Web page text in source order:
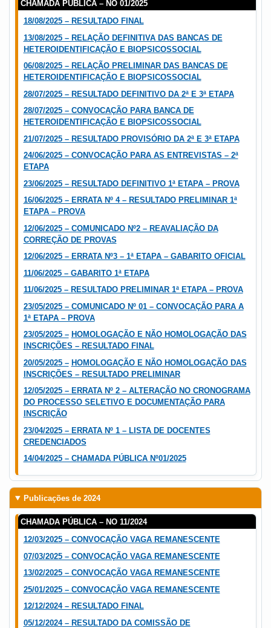
CHAMADA PÚBLICA – NO 01/2025
18/08/2025 – RESULTADO FINAL
13/08/2025 – RELAÇÃO DEFINITIVA DAS BANCAS DE
HETEROIDENTIFICAÇÃO E BIOPSICOSSOCIAL
06/08/2025 – RELAÇÃO PRELIMINAR DAS BANCAS DE
HETEROIDENTIFICAÇÃO E BIOPSICOSSOCIAL
28/07/2025 – RESULTADO DEFINITIVO DA 2ª E 3ª ETAPA
28/07/2025 – CONVOCAÇÃO PARA BANCA DE
HETEROIDENTIFICAÇÃO E BIOPSICOSSOCIAL
21/07/2025 – RESULTADO PROVISÓRIO DA 2ª E 3ª ETAPA
24/06/2025 – CONVOCAÇÃO PARA AS ENTREVISTAS – 2ª
ETAPA
23/06/2025 – RESULTADO DEFINITIVO 1ª ETAPA – PROVA
16/06/2025 – ERRATA Nº 4 – RESULTADO PRELIMINAR 1ª
ETAPA – PROVA
12/06/2025 – COMUNICADO Nº2 – REAVALIAÇÃO DA
CORREÇÃO DE PROVAS
12/06/2025 – ERRATA Nº3 – 1ª ETAPA – GABARITO OFICIAL
11/06/2025 – GABARITO 1ª ETAPA
11/06/2025 – RESULTADO PRELIMINAR 1ª ETAPA – PROVA
23/05/2025 – COMUNICADO Nº 01 – CONVOCAÇÃO PARA A
1ª ETAPA – PROVA
23/05/2025 – HOMOLOGAÇÃO E NÃO HOMOLOGAÇÃO DAS
INSCRIÇÕES – RESULTADO FINAL
20/05/2025 – HOMOLOGAÇÃO E NÃO HOMOLOGAÇÃO DAS
INSCRIÇÕES – RESULTADO PRELIMINAR
12/05/2025 – ERRATA Nº 2 – ALTERAÇÃO NO CRONOGRAMA
DO PROCESSO SELETIVO E DOCUMENTAÇÃO PARA
INSCRIÇÃO
23/04/2025 – ERRATA Nº 1 – LISTA DE DOCENTES
CREDENCIADOS
14/04/2025 – CHAMADA PÚBLICA Nº01/2025
Publicações de 2024
CHAMADA PÚBLICA – NO 11/2024
12/03/2025 – CONVOCAÇÃO VAGA REMANESCENTE
07/03/2025 – CONVOCAÇÃO VAGA REMANESCENTE
13/02/2025 – CONVOCAÇÃO VAGA REMANESCENTE
25/01/2025 – CONVOCAÇÃO VAGA REMANESCENTE
12/12/2024 – RESULTADO FINAL
05/12/2024 – RESULTADO DA COMISSÃO DE